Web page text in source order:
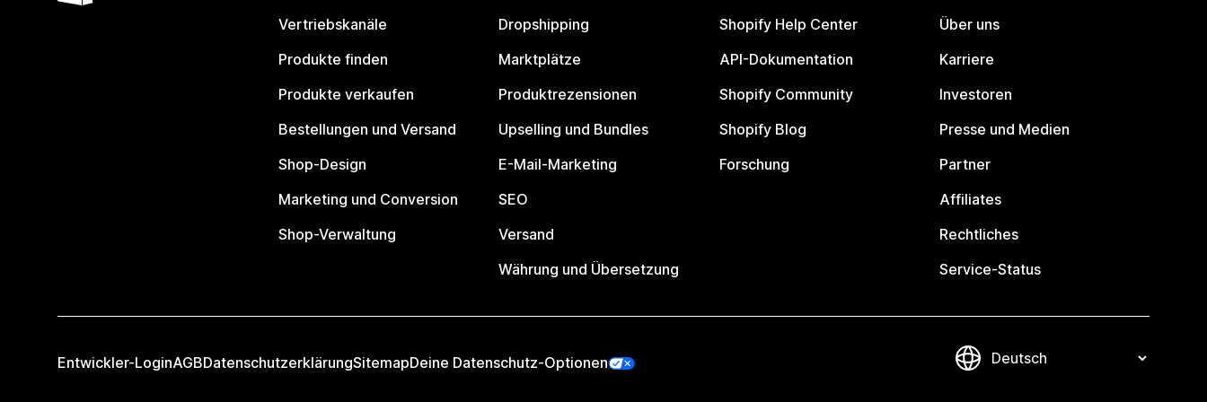
Vertriebskanäle
Produkte finden
Produkte verkaufen
Bestellungen und Versand
Shop-Design
Marketing und Conversion
Shop-Verwaltung
Dropshipping
Marktplätze
Produktrezensionen
Upselling und Bundles
E-Mail-Marketing
SEO
Versand
Währung und Übersetzung
Shopify Help Center
API-Dokumentation
Shopify Community
Shopify Blog
Forschung
Über uns
Karriere
Investoren
Presse und Medien
Partner
Affiliates
Rechtliches
Service-Status
Entwickler-LoginAGBDatenschutzerklärungSitemapDeine Datenschutz-Optionen